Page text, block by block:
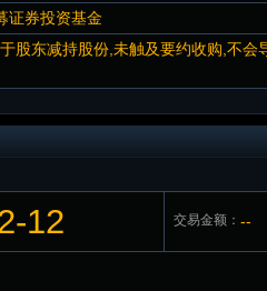
证券投资基金
股东减持股份,未触及要约收购,不
12 交易金额： --